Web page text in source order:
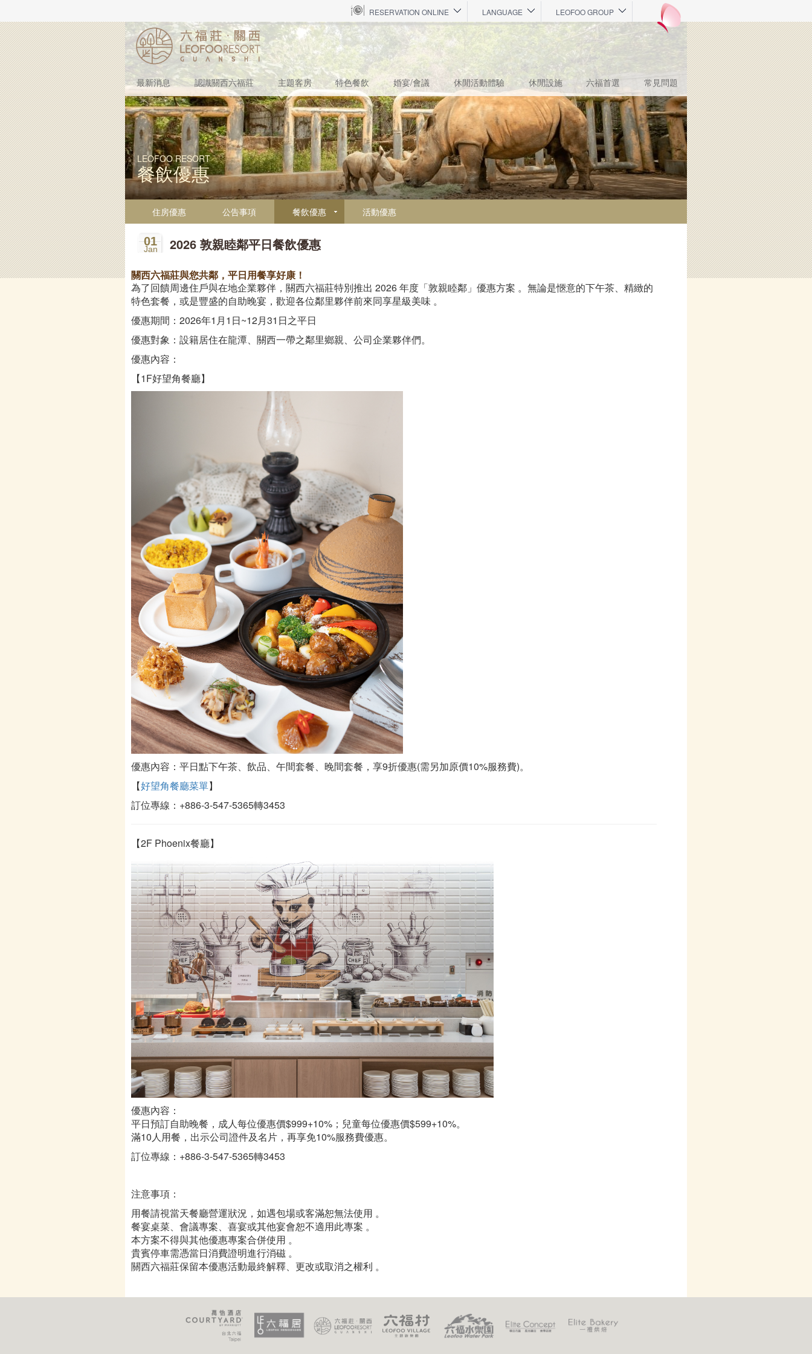
RESERVATION ONLINE LANGUAGE LEOFOO GROUP
最新消息 認識關西六福莊 主題客房 特色餐飲 婚宴/會議 休閒活動體驗 休閒設施 六福首選 常見問題
LEOFOO RESORT
餐飲優惠
住房優惠 公告事項 餐飲優惠 活動優惠
01
Jan 2026 敦親睦鄰平日餐飲優惠
關西六福莊與您共鄰，平日用餐享好康！
為了回饋周邊住戶與在地企業夥伴，關西六福莊特別推出 2026 年度「敦親睦鄰」優惠方案 。無論是愜意的下午茶、精緻的
特色套餐，或是豐盛的自助晚宴，歡迎各位鄰里夥伴前來同享星級美味 。
優惠期間：2026年1月1日~12月31日之平日
優惠對象：設籍居住在龍潭、關西一帶之鄰里鄉親、公司企業夥伴們。
優惠內容：
【1F好望角餐廳】
優惠內容：平日點下午茶、飲品、午間套餐、晚間套餐，享9折優惠(需另加原價10%服務費)。
【好望角餐廳菜單】
訂位專線：+886-3-547-5365轉3453
【2F Phoenix餐廳】
優惠內容：
平日預訂自助晚餐，成人每位優惠價$999+10%；兒童每位優惠價$599+10%。
滿10人用餐，出示公司證件及名片，再享免10%服務費優惠。
訂位專線：+886-3-547-5365轉3453
注意事項：
用餐請視當天餐廳營運狀況，如遇包場或客滿恕無法使用 。
餐宴桌菜、會議專案、喜宴或其他宴會恕不適用此專案 。
本方案不得與其他優惠專案合併使用 。
貴賓停車需憑當日消費證明進行消磁 。
關西六福莊保留本優惠活動最終解釋、更改或取消之權利 。